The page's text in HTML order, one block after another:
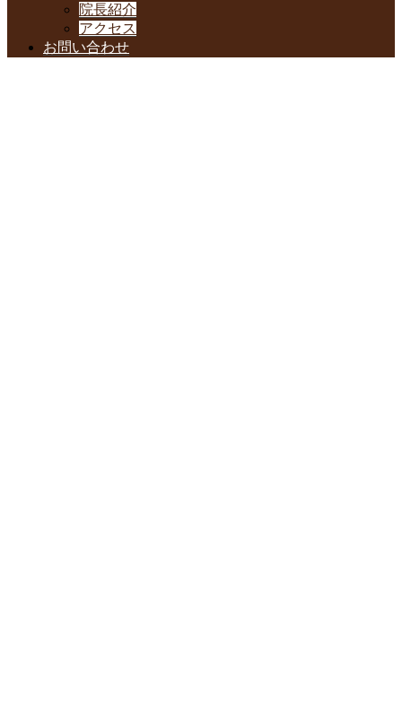
院長紹介
アクセス
お問い合わせ